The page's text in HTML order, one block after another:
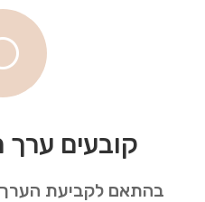
קובעים ערך
בהתאם לקביעת הערך